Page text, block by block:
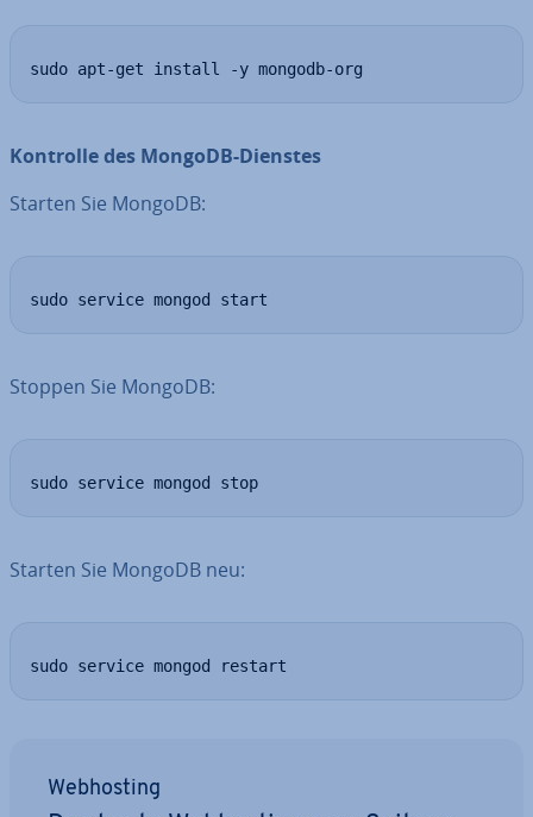
sudo apt-get install -y mongodb-org
Kontrolle des MongoDB-Dienstes
Starten Sie MongoDB:
sudo service mongod start
Stoppen Sie MongoDB:
sudo service mongod stop
Starten Sie MongoDB neu:
sudo service mongod restart
Web­hos­ting